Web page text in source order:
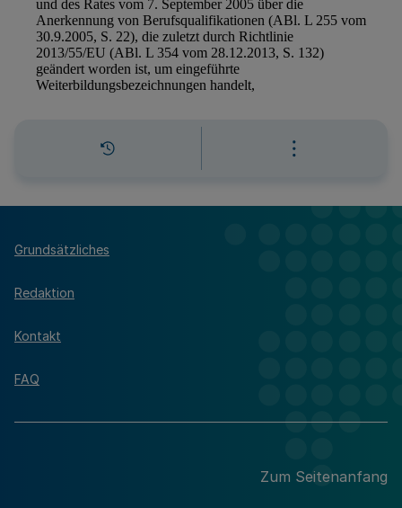
Grundsätzliches
Redaktion
Kontakt
FAQ
Zum Seitenanfang